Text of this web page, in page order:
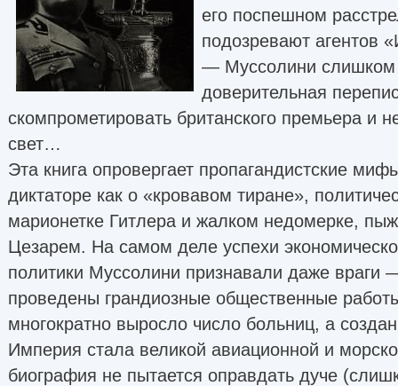
его поспешном
подозревают агентов
— Муссолини слишком
доверительная
скомпрометировать британского премьера и
свет…
Эта книга опровергает пропагандистские
диктаторе как о «кровавом тиране»,
марионетке Гитлера и жалком недомерке,
Цезарем. На самом деле успехи
политики Муссолини признавали даже враги
проведены грандиозные общественные
многократно выросло число больниц, а
Империя стала великой авиационной и
биография не пытается оправдать дуче